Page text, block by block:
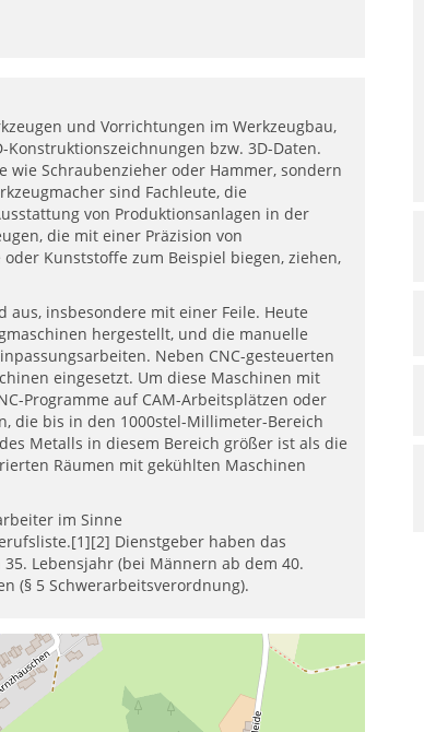
und Vorrichtungen im Werkzeugbau,
bzw. 3D-Daten.
wie Schraubenzieher oder Hammer, sondern
sind Fachleute, die
von Produktionsanlagen in der
die mit einer Präzision von
Kunststoffe zum Beispiel biegen, ziehen,
insbesondere mit einer Feile. Heute
hergestellt, und die manuelle
Neben CNC-gesteuerten
eingesetzt. Um diese Maschinen mit
Programme auf CAM-Arbeitsplätzen oder
die bis in den 1000stel-Millimeter-Bereich
Metalls in diesem Bereich größer ist als die
Räumen mit gekühlten Maschinen
im Sinne
Dienstgeber haben das
Lebensjahr (bei Männern ab dem 40.
(§ 5 Schwerarbeitsverordnung).